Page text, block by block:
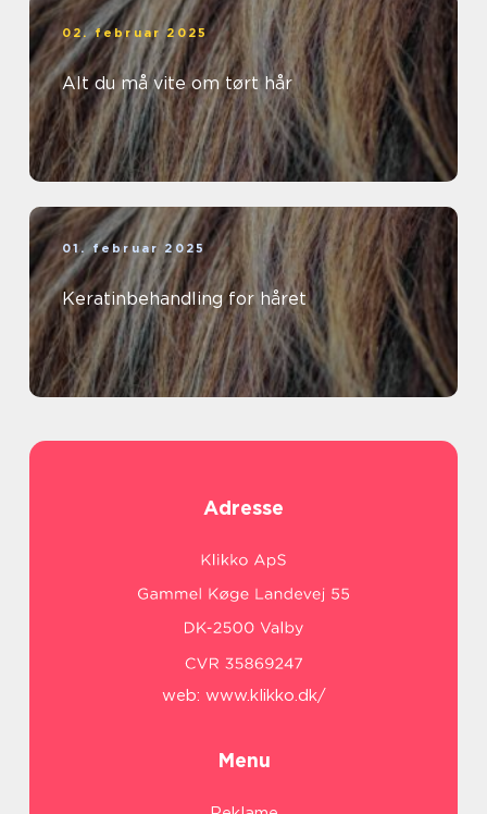
02. februar 2025
Alt du må vite om tørt hår
01. februar 2025
Keratinbehandling for håret
Adresse
web: www.klikko.dk/
Menu